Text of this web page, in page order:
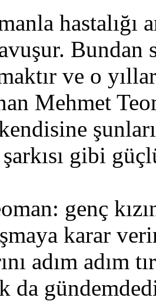
hastalığı
ve o
Mehmet
şarkısı gibi
genç
karar
adım adım
da